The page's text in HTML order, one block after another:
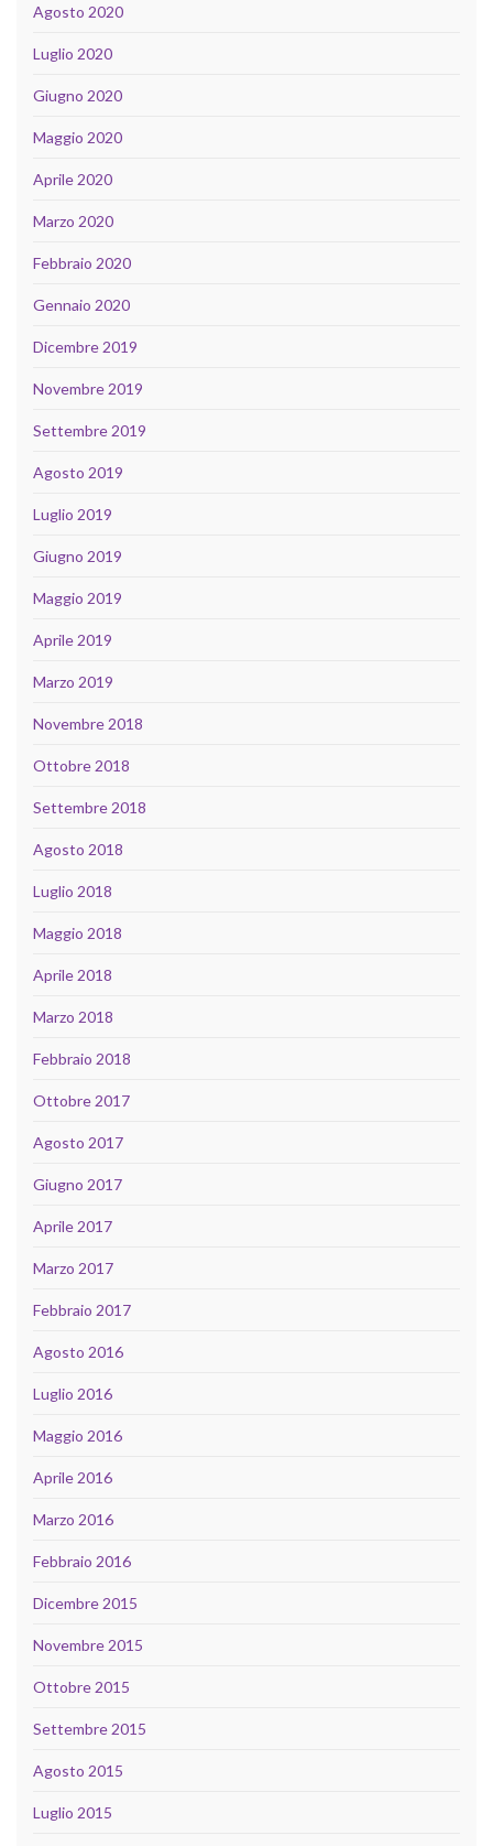
Agosto 2020
Luglio 2020
Giugno 2020
Maggio 2020
Aprile 2020
Marzo 2020
Febbraio 2020
Gennaio 2020
Dicembre 2019
Novembre 2019
Settembre 2019
Agosto 2019
Luglio 2019
Giugno 2019
Maggio 2019
Aprile 2019
Marzo 2019
Novembre 2018
Ottobre 2018
Settembre 2018
Agosto 2018
Luglio 2018
Maggio 2018
Aprile 2018
Marzo 2018
Febbraio 2018
Ottobre 2017
Agosto 2017
Giugno 2017
Aprile 2017
Marzo 2017
Febbraio 2017
Agosto 2016
Luglio 2016
Maggio 2016
Aprile 2016
Marzo 2016
Febbraio 2016
Dicembre 2015
Novembre 2015
Ottobre 2015
Settembre 2015
Agosto 2015
Luglio 2015